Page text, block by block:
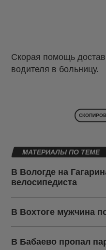
Скорая помощь
водителя в больницу.
МАТЕРИАЛЫ ПО ТЕМЕ
В Вологде на
велосипедиста
В Вохтоге мужчина
В Бабаево пропал